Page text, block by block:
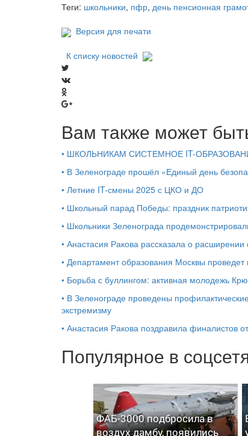
Теги: школьники, пфр, день пенсионная
Версия для печати
К списку новостей
Вам также может
• ШКОЛЬНИКАМ СИСТЕМНОЕ IT-
• В Зеленограде прошёл «Единый день
• Летние IT-смены 2025 с ЦКО и ДО
• Школьный парад Победы: праздник
• Школьники Зеленограда
• Анастасия Ракова рассказала о
• Департамент образования Москвы
• Борьба с буллингом: активная молодежь
• В Зеленограде проведены
экстремизму
• Анастасия Ракова поздравила финалистов
Популярное в
ФАБ-3000 подбросила в
воздух дамбу, появились